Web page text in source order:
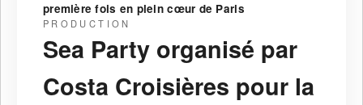
première fois en plein cœur de Paris
PRODUCTION
Sea Party organisé par
Costa Croisières pour la